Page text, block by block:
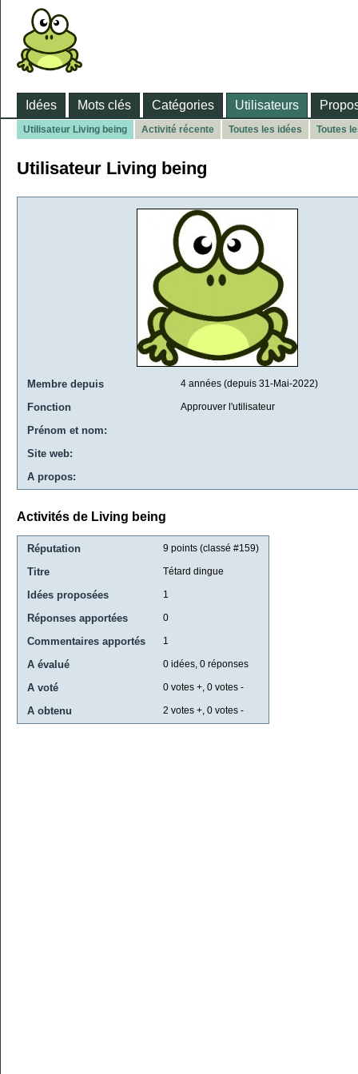
Idées Mots clés Catégories Utilisateurs
Utilisateur Living being Activité récente Toutes les idées Toutes
Utilisateur Living being
Membre depuis 4 années (depuis 31-Mai-2022)
Fonction Approuver l'utilisateur
Prénom et nom:
Site web:
A propos:
Activités de Living being
Réputation 9 points (classé #159)
Titre Tétard dingue
Idées proposées 1
Réponses apportées 0
Commentaires apportés 1
A évalué 0 idées, 0 réponses
A voté 0 votes +, 0 votes -
A obtenu 2 votes +, 0 votes -